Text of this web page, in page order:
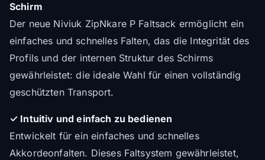
Schirm
Der neue Niviuk ZipNkare P Faltsack ermöglicht ein
einfaches und schnelles Falten, das die Integrität des
Profils und der internen Struktur des Schirms
gewährleistet: die ideale Wahl für einen vollständig
geschützten Transport.
✓ Intuitiv und einfach zu bedienen
Entwickelt für ein einfaches und schnelles
Akkordeonfalten. Dieses Faltsystem gewährleistet,